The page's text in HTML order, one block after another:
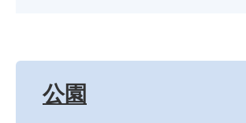
公園